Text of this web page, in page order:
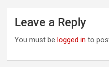
Leave a Reply
You must be logged in to